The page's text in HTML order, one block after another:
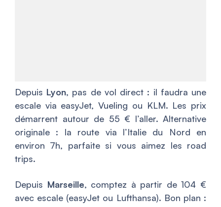
Depuis Lyon, pas de vol direct : il faudra une
escale via easyJet, Vueling ou KLM. Les prix
démarrent autour de 55 € l’aller. Alternative
originale : la route via l’Italie du Nord en
environ 7h, parfaite si vous aimez les road
trips.
Depuis Marseille, comptez à partir de 104 €
avec escale (easyJet ou Lufthansa). Bon plan :